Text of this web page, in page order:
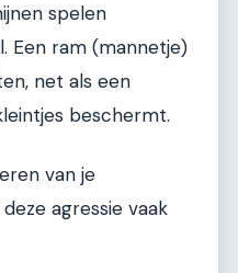
spelen
Een ram (mannetje)
net als een
beschermt.
van je
agressie vaak